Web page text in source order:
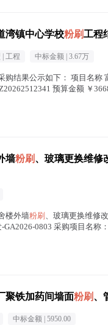
湾镇中心学校粉刷工程
工程 中标金额 | 3.67万
购结果公示如下： 项目名称
预算金额 ￥
墙粉刷 、玻璃更换维修
楼外墙粉刷 、玻璃更换维修
0803 采购项目名称
聚铁加药间墙面粉刷 、
中标金额 | 5950.00